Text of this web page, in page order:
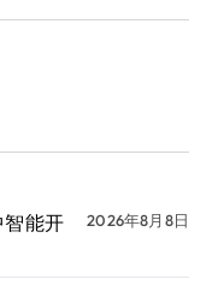
能开
2026年8月8日